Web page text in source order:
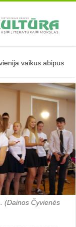
vaikus abipus
(Dainos Čyvienės